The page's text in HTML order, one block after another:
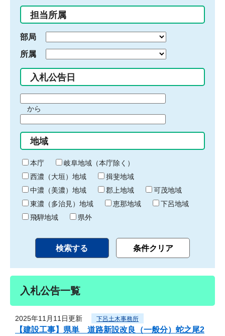
入
力
担当所属
部局
所属
入札公告日
間
始
り
から
間
終
わ
り
地域
本庁
岐阜地域（本庁除く）
西濃（大垣）地域
揖斐地域
中濃（美濃）地域
郡上地域
可茂地域
東濃（多治見）地域
恵那地域
下呂地域
飛騨地域
県外
入札公告一覧
2025年11月11日更新 下呂土木事務所
【建設工事】県単 道路新設改良（一般分）蛇之尾2